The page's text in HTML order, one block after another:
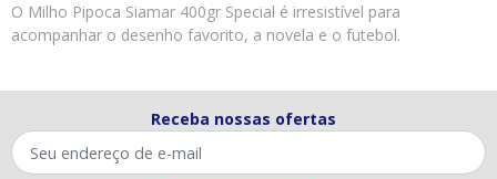
O Milho Pipoca Siamar 400gr Special é irresistível para
acompanhar o desenho favorito, a novela e o futebol.
Receba nossas ofertas